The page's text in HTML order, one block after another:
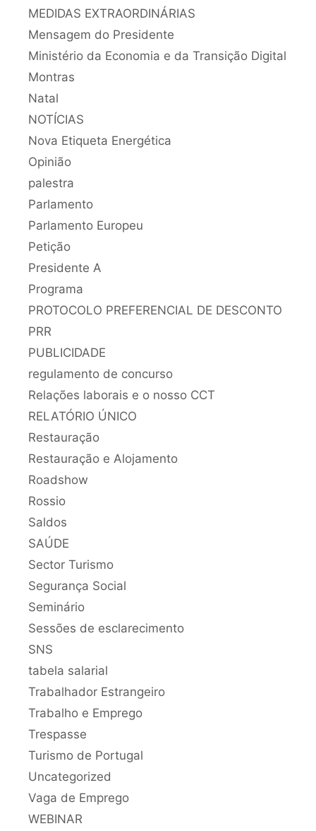
MEDIDAS EXTRAORDINÁRIAS
Mensagem do Presidente
Ministério da Economia e da Transição Digital
Montras
Natal
NOTÍCIAS
Nova Etiqueta Energética
Opinião
palestra
Parlamento
Parlamento Europeu
Petição
Presidente A
Programa
PROTOCOLO PREFERENCIAL DE DESCONTO
PRR
PUBLICIDADE
regulamento de concurso
Relações laborais e o nosso CCT
RELATÓRIO ÚNICO
Restauração
Restauração e Alojamento
Roadshow
Rossio
Saldos
SAÚDE
Sector Turismo
Segurança Social
Seminário
Sessões de esclarecimento
SNS
tabela salarial
Trabalhador Estrangeiro
Trabalho e Emprego
Trespasse
Turismo de Portugal
Uncategorized
Vaga de Emprego
WEBINAR